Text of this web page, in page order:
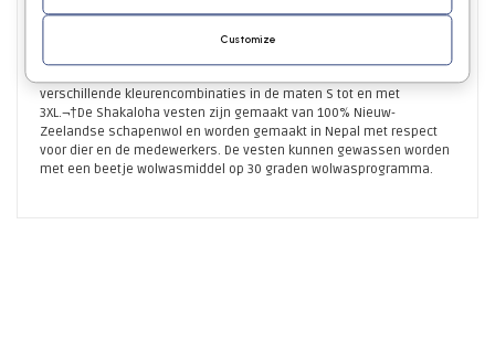
zakken wat het draagcomfort enorm verhoogd. Als je dit vest
aantrekt dan doe je het nooit meer uit. Het vest is zowel in de winter
als in de zomer te dragen en heeft een ijzersterke YKK rits en een
verschillende kleurencombinaties in de maten S tot en met
3XL.¬†De Shakaloha vesten zijn gemaakt van 100% Nieuw-
Zeelandse schapenwol en worden gemaakt in Nepal met respect
voor dier en de medewerkers. De vesten kunnen gewassen worden
met een beetje wolwasmiddel op 30 graden wolwasprogramma.
Customize